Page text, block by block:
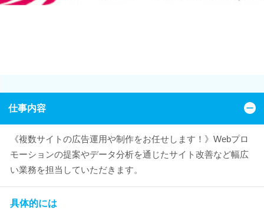
仕事内容
《複数サイトの広告運用や制作をお任せします！》Webプロ
モーションの提案やデータ分析を通じたサイト改善など幅広
い業務を担当していただきます。
具体的には